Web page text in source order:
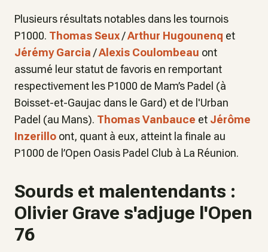
Plusieurs résultats notables dans les tournois
P1000. Thomas Seux/Arthur Hugounenq et
Jérémy Garcia/Alexis Coulombeau ont
assumé leur statut de favoris en remportant
respectivement les P1000 de Mam’s Padel (à
Boisset-et-Gaujac dans le Gard) et de l'Urban
Padel (au Mans). Thomas Vanbauce et Jérôme
Inzerillo ont, quant à eux, atteint la finale au
P1000 de l’Open Oasis Padel Club à La Réunion.
Sourds et malentendants :
Olivier Grave s'adjuge l'Open
76